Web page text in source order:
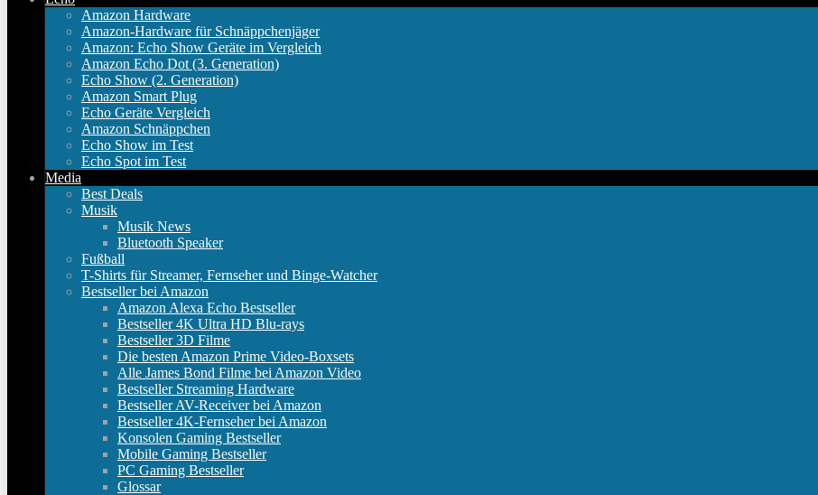
Amazon Hardware
Amazon-Hardware für Schnäppchenjäger
Amazon: Echo Show Geräte im Vergleich
Amazon Echo Dot (3. Generation)
Echo Show (2. Generation)
Amazon Smart Plug
Echo Geräte Vergleich
Amazon Schnäppchen
Echo Show im Test
Echo Spot im Test
Media
Best Deals
Musik
Musik News
Bluetooth Speaker
Fußball
T-Shirts für Streamer, Fernseher und Binge-Watcher
Bestseller bei Amazon
Amazon Alexa Echo Bestseller
Bestseller 4K Ultra HD Blu-rays
Bestseller 3D Filme
Die besten Amazon Prime Video-Boxsets
Alle James Bond Filme bei Amazon Video
Bestseller Streaming Hardware
Bestseller AV-Receiver bei Amazon
Bestseller 4K-Fernseher bei Amazon
Konsolen Gaming Bestseller
Mobile Gaming Bestseller
PC Gaming Bestseller
Glossar